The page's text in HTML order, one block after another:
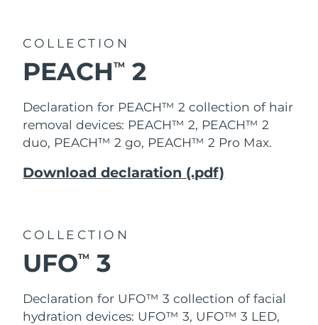
COLLECTION
PEACHTM 2
Declaration for PEACH™ 2 collection of hair
removal devices: PEACH™ 2, PEACH™ 2
duo, PEACH™ 2 go, PEACH™ 2 Pro Max.
Download declaration (.pdf)
COLLECTION
UFOTM 3
Declaration for UFO™ 3 collection of facial
hydration devices: UFO™ 3, UFO™ 3 LED,